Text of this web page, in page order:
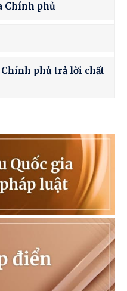
Chính phủ
phủ trả lời chất